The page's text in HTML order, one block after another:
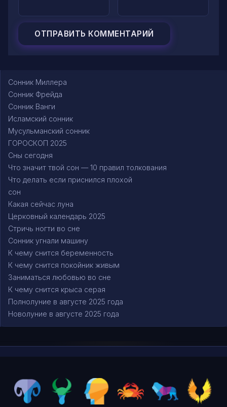
Сонник Миллера
Сонник Фрейда
Сонник Ванги
Исламский сонник
Мусульманский сонник
ГОРОСКОП 2025
Сны сегодня
Что значит твой сон — 10 правил толкования
Что делать если приснился плохой
сон
Какая сейчас луна
Церковный календарь 2025
Стричь ногти во сне
Сонник угнали машину
К чему снится беременность
К чему снится покойник живым
Заниматься любовью во сне
К чему снится крыса серая
Полнолуние в августе 2025 года
Новолуние в августе 2025 года